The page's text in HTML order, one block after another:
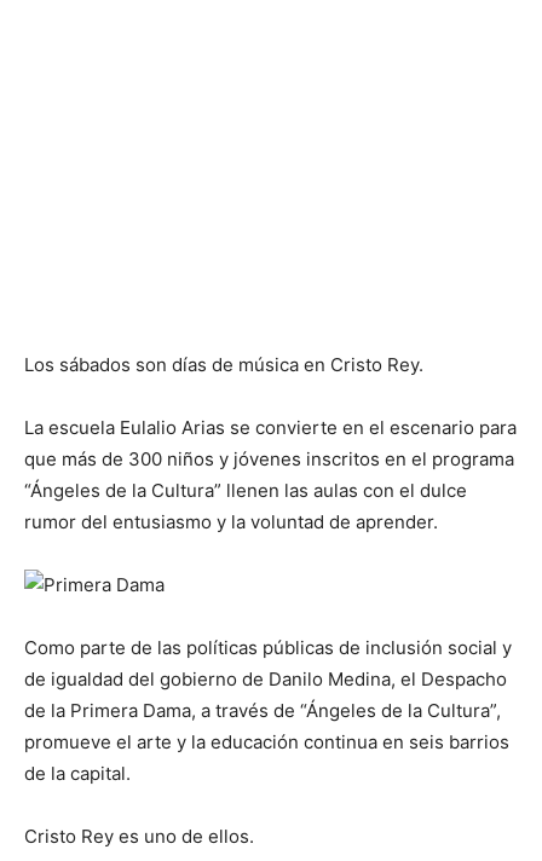
Los sábados son días de música en Cristo Rey.
La escuela Eulalio Arias se convierte en el escenario para
que más de 300 niños y jóvenes inscritos en el programa
“Ángeles de la Cultura” llenen las aulas con el dulce
rumor del entusiasmo y la voluntad de aprender.
Como parte de las políticas públicas de inclusión social y
de igualdad del gobierno de Danilo Medina, el Despacho
de la Primera Dama, a través de “Ángeles de la Cultura”,
promueve el arte y la educación continua en seis barrios
de la capital.
Cristo Rey es uno de ellos.